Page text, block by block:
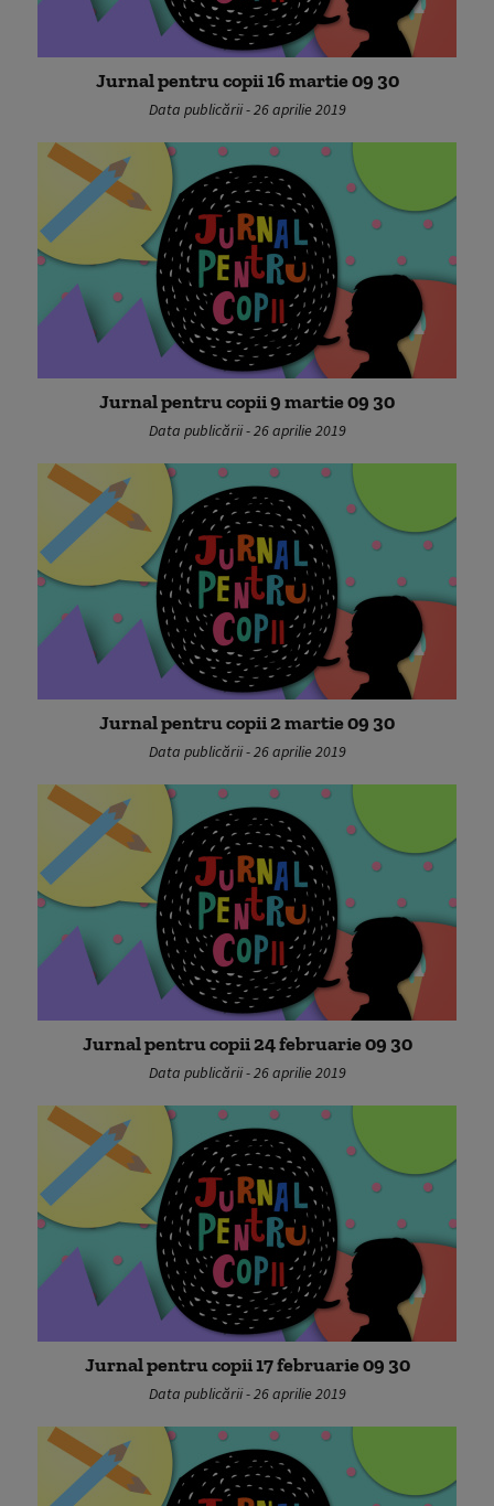
Jurnal pentru copii 16 martie 09 30
Data publicării - 26 aprilie 2019
Jurnal pentru copii 9 martie 09 30
Data publicării - 26 aprilie 2019
Jurnal pentru copii 2 martie 09 30
Data publicării - 26 aprilie 2019
Jurnal pentru copii 24 februarie 09 30
Data publicării - 26 aprilie 2019
Jurnal pentru copii 17 februarie 09 30
Data publicării - 26 aprilie 2019